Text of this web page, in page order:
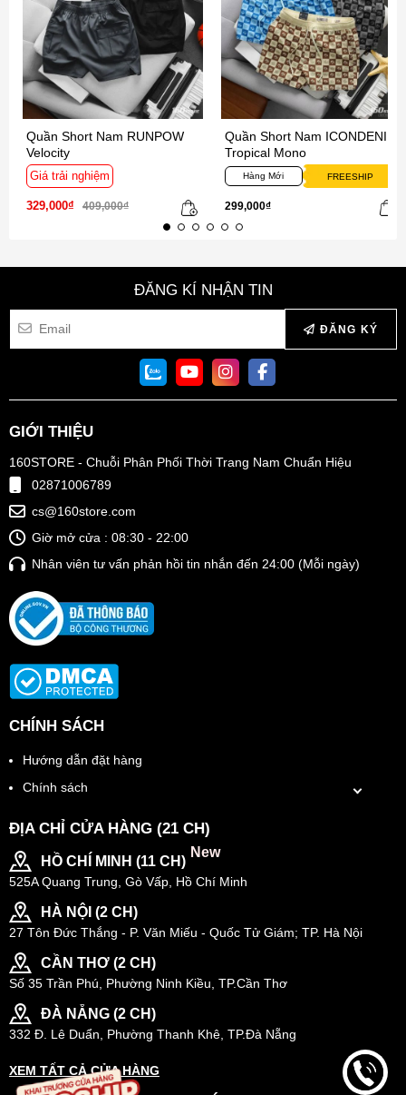
Quần Short Nam RUNPOW
Velocity
Giá trải nghiệm
329,000₫ 409,000₫
Quần Short Nam ICONDENIM
Tropical Mono
Hàng Mới FREESHIP
299,000₫
ĐĂNG KÍ NHẬN TIN
ĐĂNG KÝ
GIỚI THIỆU
160STORE - Chuỗi Phân Phối Thời Trang Nam Chuẩn Hiệu
02871006789
cs@160store.com
Giờ mở cửa : 08:30 - 22:00
Nhân viên tư vấn phản hồi tin nhắn đến 24:00 (Mỗi ngày)
CHÍNH SÁCH
Hướng dẫn đặt hàng
Chính sách
ĐỊA CHỈ CỬA HÀNG (21 CH)
HỒ CHÍ MINH (11 CH)
New
525A Quang Trung, Gò Vấp, Hồ Chí Minh
HÀ NỘI (2 CH)
27 Tôn Đức Thắng - P. Văn Miếu - Quốc Tử Giám; TP. Hà Nội
CẦN THƠ (2 CH)
Số 35 Trần Phú, Phường Ninh Kiều, TP.Cần Thơ
ĐÀ NẴNG (2 CH)
332 Đ. Lê Duẩn, Phường Thanh Khê, TP.Đà Nẵng
XEM TẤT CẢ CỬA HÀNG